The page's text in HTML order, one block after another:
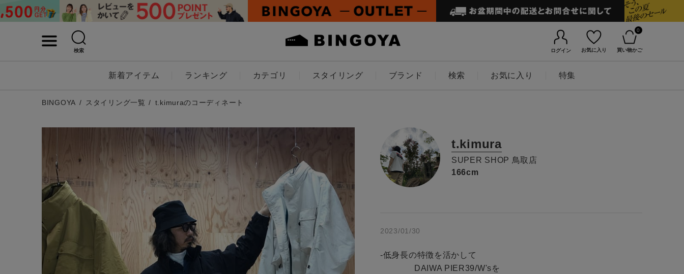
検索 ログイン お気に入り
0
買い物かご
新着アイテム ランキング カテゴリ スタイリング ブランド 検索 お気に入り 特集
アイテムを探す
キーワード
性別
MENS LADIES KIDS
カテゴリ
サイズ
価格
商品タイプ
通常商品 予約商品
BINGOYA スタイリング一覧 t.kimuraのコーディネート
t.kimura
SUPER SHOP 鳥取店
166cm
2023/01/30
-低身長の特徴を活かして
DAIWA PIER39/W'sを